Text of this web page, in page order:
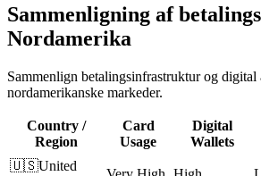
Sammenligning af
Nordamerika
Sammenlign betalingsinfrastruktur og
nordamerikanske markeder.
Country /
Region
Card
Usage
Digital
Wallets
🇺🇸United